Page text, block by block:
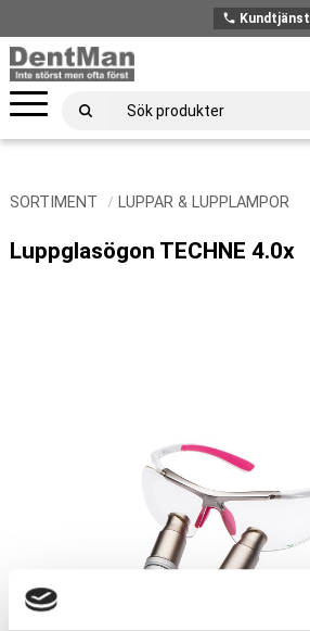
Menu
phone Kundtjänst
SORTIMENT LUPPAR & LUPPLAMPOR
Luppglasögon TECHNE 4.0x